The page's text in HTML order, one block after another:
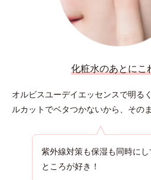
化粧水のあとにこ
オルビスユーデイエッセンスで明る
ルカットでベタつかないから、その
紫外線対策も保湿も同時に
ところが好き！